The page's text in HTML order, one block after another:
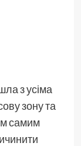
з усіма
зону та
самим